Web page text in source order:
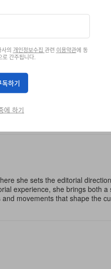
마세요
한 것으로 간주됩니다.
she sets the editorial
experience, she brings both a
movements that shape the
의 개인정보수집 관련 이용약관에 동
로 간주됩니다.
독하기
에 하기